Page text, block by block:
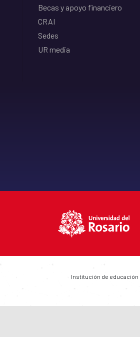
Becas y apoyo financiero
CRAI
Sedes
UR media
Institución de educación